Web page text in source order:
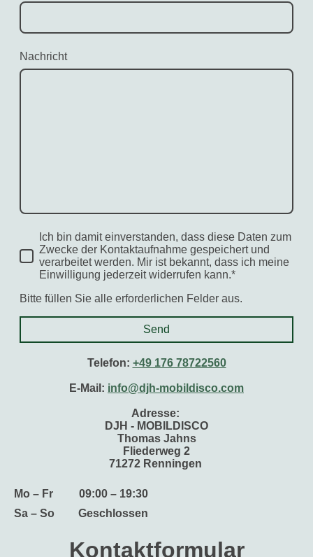
Nachricht
Ich bin damit einverstanden, dass diese Daten zum
Zwecke der Kontaktaufnahme gespeichert und
verarbeitet werden. Mir ist bekannt, dass ich meine
Einwilligung jederzeit widerrufen kann.*
Bitte füllen Sie alle erforderlichen Felder aus.
Send
Telefon: +49 176 78722560
E-Mail: info@djh-mobildisco.com
Adresse:
DJH - MOBILDISCO
Thomas Jahns
Fliederweg 2
71272 Renningen
Mo – Fr
09:00 – 19:30
Sa – So
Geschlossen
Kontaktformular